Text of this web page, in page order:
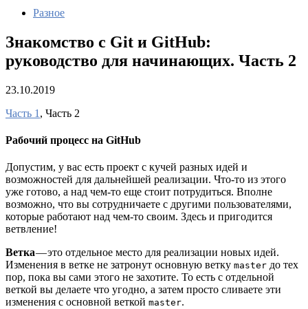
Разное
Знакомство с Git и GitHub:
руководство для начинающих. Часть 2
23.10.2019
Часть 1 , Часть 2
Рабочий процесс на GitHub
Допустим, у вас есть проект с кучей разных идей и
возможностей для дальнейшей реализации. Что-то из этого
уже готово, а над чем-то еще стоит потрудиться. Вполне
возможно, что вы сотрудничаете с другими пользователями,
которые работают над чем-то своим. Здесь и пригодится
ветвление!
Ветка— это отдельное место для реализации новых идей.
Изменения в ветке не затронут основную ветку master до тех
пор, пока вы сами этого не захотите. То есть с отдельной
веткой вы делаете что угодно, а затем просто сливаете эти
изменения с основной веткой master.